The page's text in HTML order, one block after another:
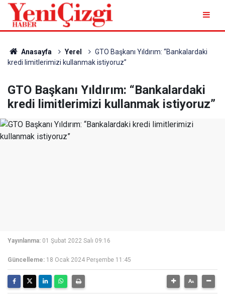
Anasayfa Yerel
GTO Başkanı Yıldırım: “Bankalardaki
kredi limitlerimizi kullanmak istiyoruz”
GTO Başkanı Yıldırım: “Bankalardaki
kredi limitlerimizi kullanmak istiyoruz”
Yayınlanma: 01 Şubat 2022 Salı 09:16
Güncelleme: 18 Ocak 2024 Perşembe 11:45